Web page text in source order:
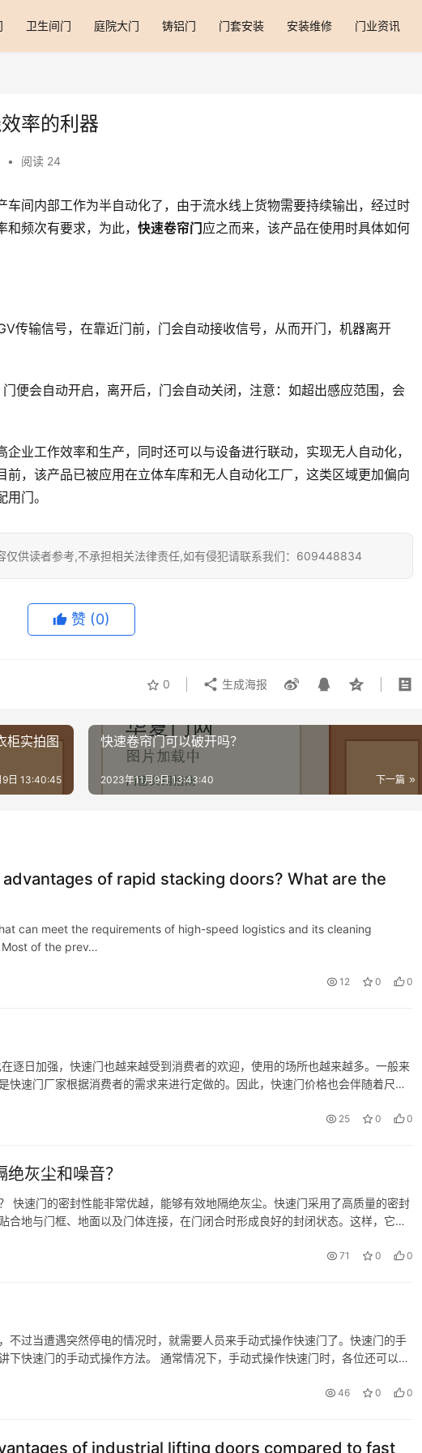
卫生间门 庭院大门 铸铝门 门套安装 安装维修 门业资讯
率的利器
• 阅读 24
车间内部工作为半自动化了，由于流水线上货物需要持续输出，经过时
频次有要求，为此， 快速卷帘门 应之而来，该产品在使用时具体如何
传输信号，在靠近门前，门会自动接收信号，从而开门，机器离开
便会自动开启，离开后，门会自动关闭，注意：如超出感应范围，会
业工作效率和生产，同时还可以与设备进行联动，实现无人自动化，
，该产品已被应用在立体车库和无人自动化工厂，这类区域更加偏向
门。
仅供读者参考,不承担相关法律责任,如有侵犯请联系我们：609448834
赞 (0)
0 生成海报
柜实拍图
9日 13:40:45
快速卷帘门可以破开吗？
下一篇
2023年11月9日 13:43:40
of rapid stacking doors? What are the
can meet the requirements of high-speed logistics and its cleaning
of the prev…
12 0 0
日加强，快速门也越来越受到消费者的欢迎，使用的场所也越来越多。一般来
快速门厂家根据消费者的需求来进行定做的。因此，快速门价格也会伴随着尺寸
25 0 0
灰尘和噪音？
快速门的密封性能非常优越，能够有效地隔绝灰尘。快速门采用了高质量的密封
合地与门框、地面以及门体连接，在门闭合时形成良好的封闭状态。这样，它能
71 0 0
不过当遭遇突然停电的情况时，就需要人员来手动式操作快速门了。快速门的手
下快速门的手动式操作方法。 通常情况下，手动式操作快速门时，各位还可以按
46 0 0
of industrial lifting doors compared to fast